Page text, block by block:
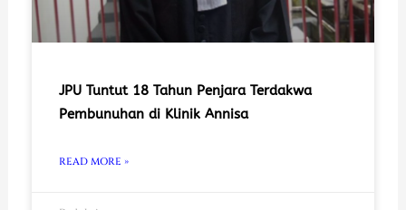
JPU Tuntut 18 Tahun Penjara Terdakwa
Pembunuhan di Klinik Annisa
READ MORE »